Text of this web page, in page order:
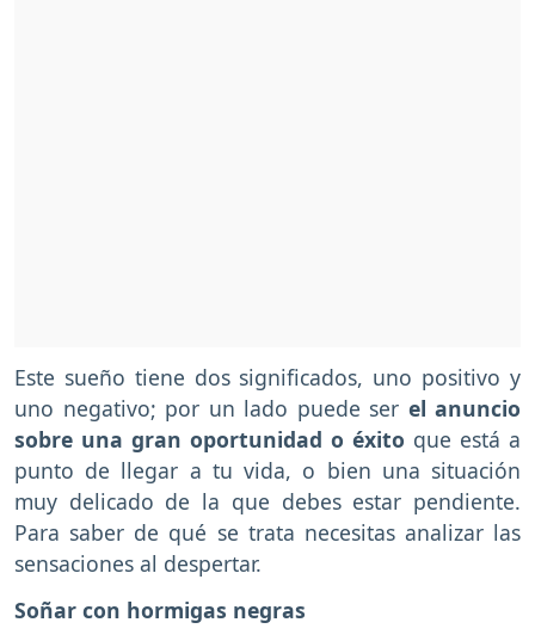
Este sueño tiene dos significados, uno positivo y
uno negativo; por un lado puede ser el anuncio
sobre una gran oportunidad o éxito que está a
punto de llegar a tu vida, o bien una situación
muy delicado de la que debes estar pendiente.
Para saber de qué se trata necesitas analizar las
sensaciones al despertar.
Soñar con hormigas negras